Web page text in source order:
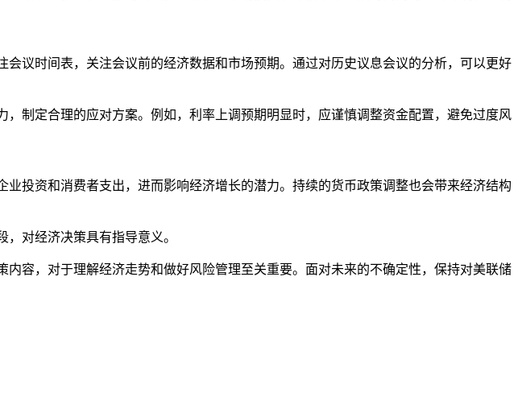
议时间表，关注会议前的经济数据和市场预期。通过对历史议息会议的分析，可以更好
制定合理的应对方案。例如，利率上调预期明显时，应谨慎调整资金配置，避免过度风
投资和消费者支出，进而影响经济增长的潜力。持续的货币政策调整也会带来经济结构
对经济决策具有指导意义。
容，对于理解经济走势和做好风险管理至关重要。面对未来的不确定性，保持对美联储